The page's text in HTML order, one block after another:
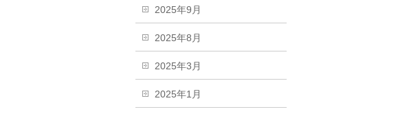
2025年9月
2025年8月
2025年3月
2025年1月